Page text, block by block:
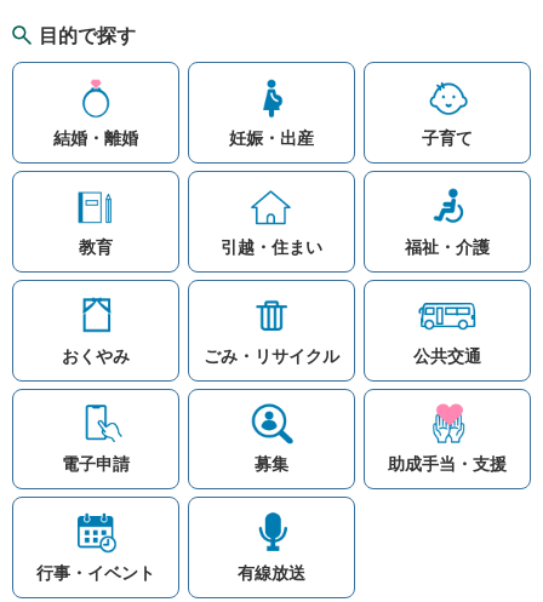
知りたい情報を検索
注目ワード
公共交通
入札
高齢者福祉 補助金
目的で探す
結婚・離婚 妊娠・出産 子育て
教育 引越・住まい 福祉・介護
おくやみ ごみ・リサイクル 公共交通
電子申請 募集 助成手当・支援
行事・イベント 有線放送
お問い合わせ
リンク集
このホームページ
著作権と免責事項につ
プライバシーポリシー
© Village Hara